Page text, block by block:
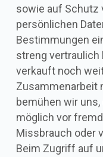
sowie auf Schutz
persönlichen
Bestimmungen
streng vertraulich
verkauft noch
Zusammenarbeit
bemühen wir
möglich vor
Missbrauch oder
Beim Zugriff auf